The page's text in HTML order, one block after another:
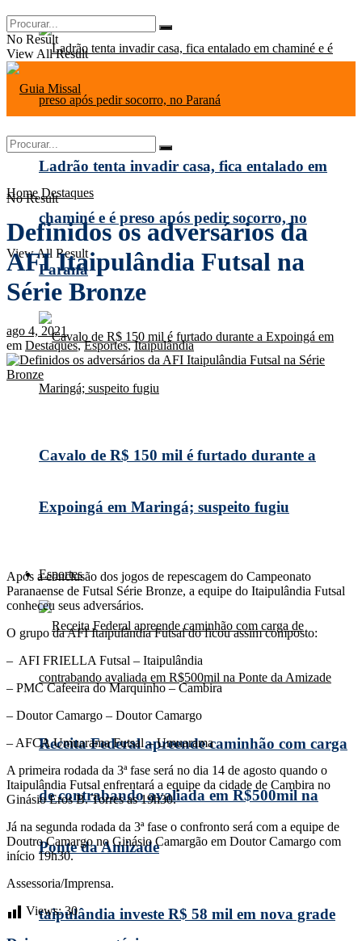
Ladrão tenta invadir casa, fica entalado em
chaminé e é preso após pedir socorro, no
Paraná
Cavalo de R$ 150 mil é furtado durante a
Expoingá em Maringá; suspeito fugiu
Esportes
Receita Federal apreende caminhão com carga
de contrabando avaliada em R$500mil na
Ponte da Amizade
taipulândia investe R$ 58 mil em nova grade
No Result
View All Result
No Result
View All Result
Home Destaques
Definidos os adversários da
AFI Itaipulândia Futsal na
Série Bronze
ago 4, 2021
em Destaques,Esportes,Itaipulândia
Após a conclusão dos jogos de repescagem do Campeonato
Paranaense de Futsal Série Bronze, a equipe do Itaipulândia Futsal
conheceu seus adversários.
O grupo da AFI Itaipulândia Futsal do ficou assim composto:
– AFI FRIELLA Futsal – Itaipulândia
– PMC Cafeeira do Marquinho – Cambira
– Doutor Camargo – Doutor Camargo
– AFCA Umuarama Futsal – Umuarama
A primeira rodada da 3ª fase será no dia 14 de agosto quando o
Itaipulândia Futsal enfrentará a equipe da cidade de Cambira no
Ginásio Eros B. Torres as 19h30.
Já na segunda rodada da 3ª fase o confronto será com a equipe de
Doutro Camargo no Ginásio Camargão em Doutor Camargo com
início 19h30.
Assessoria/Imprensa.
Views: 30